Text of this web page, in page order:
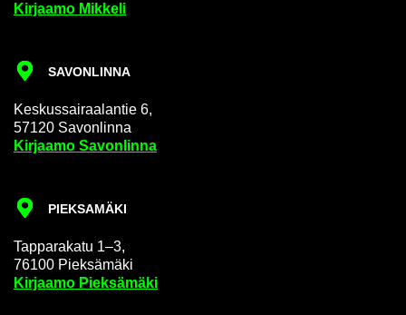
Kir­jaa­mo Mik­ke­li
SA­VON­LIN­NA
Kes­kus­sai­raa­lan­tie 6,
57120 Sa­von­lin­na
Kir­jaa­mo Sa­von­lin­na
PIEK­SA­MÄ­KI
Tap­pa­ra­ka­tu 1–3,
76100 Piek­sä­mä­ki
Kir­jaa­mo Piek­sä­mä­ki